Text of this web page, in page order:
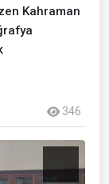
Kahraman
346